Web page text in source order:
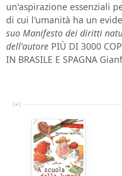
un'aspirazione essenziali
di cui l'umanità ha un
suo Manifesto dei diritti
dell'autore PIÙ DI 3000
IN BRASILE E SPAGNA